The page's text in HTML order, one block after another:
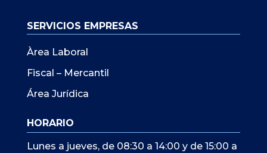
SERVICIOS EMPRESAS
Àrea Laboral
Fiscal – Mercantil
Área Jurídica
HORARIO
Lunes a jueves, de 08:30 a 14:00 y de 15:00 a